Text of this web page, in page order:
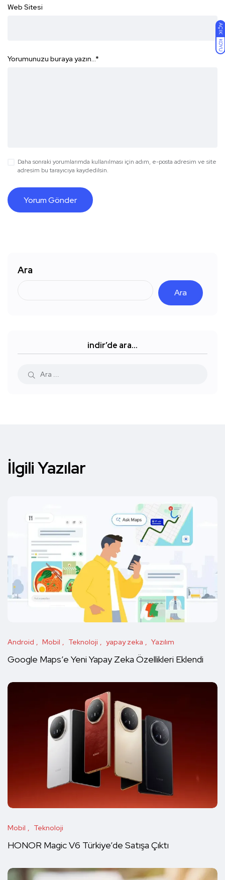
AÇIK
KOYU
Web Sitesi
Yorumunuzu buraya yazın...*
Daha sonraki yorumlarımda kullanılması için adım, e-posta adresim ve site
adresim bu tarayıcıya kaydedilsin.
Ara
Ara
indir’de ara…
İlgili Yazılar
Android Mobil Teknoloji yapay zeka Yazılım
Google Maps’e Yeni Yapay Zeka Özellikleri Eklendi
Mobil Teknoloji
HONOR Magic V6 Türkiye’de Satışa Çıktı